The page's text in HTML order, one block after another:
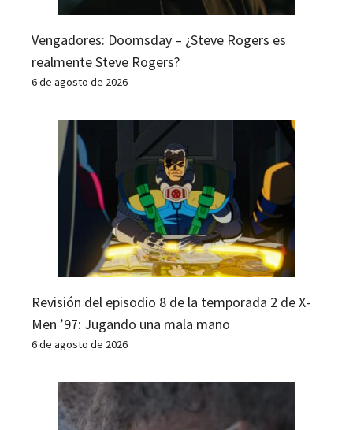
Vengadores: Doomsday – ¿Steve Rogers es
realmente Steve Rogers?
6 de agosto de 2026
Revisión del episodio 8 de la temporada 2 de X-
Men ’97: Jugando una mala mano
6 de agosto de 2026